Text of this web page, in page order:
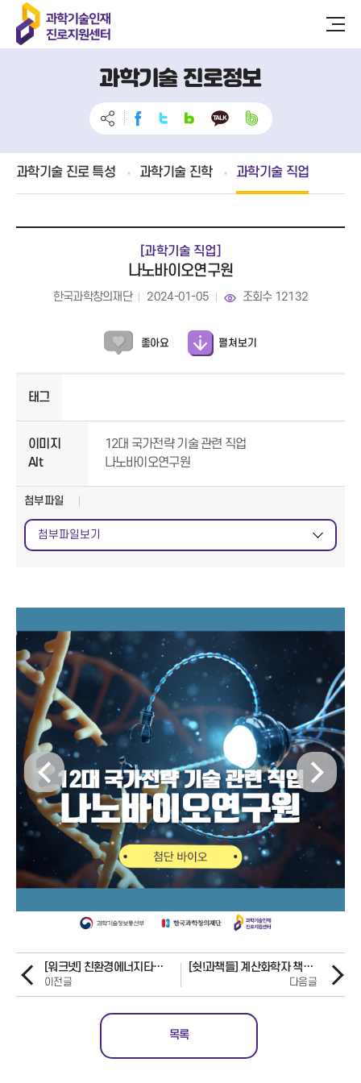
과학기술 진로정보
과학기술 진로 특성 과학기술 진학 과학기술 직업
[과학기술 직업]
나노바이오연구원
한국과학창의재단 2024-01-05 조회수 12132
좋아요 펼쳐보기
태그
이미지
Alt
12대 국가전략 기술 관련 직업
나노바이오연구원
첨부파일
첨부파일보기
[워크넷] 친환경에너지타운조성전문가
이전글
[쉿!과책들] 계산화학자 책상 들여다보기
다음글
목록